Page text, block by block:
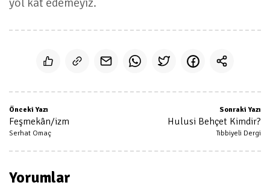
Önceki Yazı
Feşmekân/izm
Serhat Omaç
Sonraki Yazı
Hulusi Behçet Kimdir?
Tıbbiyeli Dergi
Yorumlar